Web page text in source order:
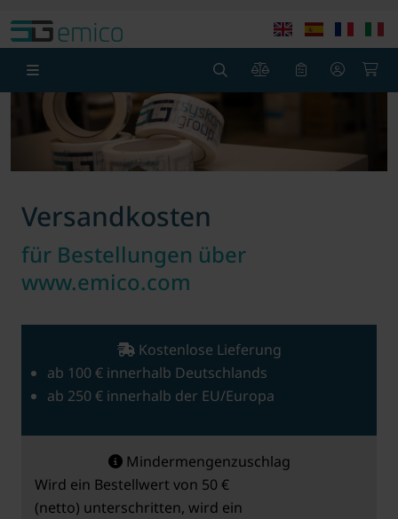
Versandkosten
für Bestellungen über
www.emico.com
Kostenlose Lieferung
ab 100 € innerhalb Deutschlands
ab 250 € innerhalb der EU/Europa
Mindermengenzuschlag
Wird ein Bestellwert von 50 €
(netto) unterschritten, wird ein